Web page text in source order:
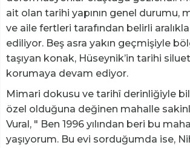
ait olan tarihi yapının genel durumu,
ve aile fertleri tarafından belirli
ediliyor. Beş asra yakın geçmişiyle
taşıyan konak, Hüseynik’in tarihi
korumaya devam ediyor.
Mimari dokusu ve tarihî derinliğiyle
özel olduğuna değinen mahalle
Vural, " Ben 1996 yılından beri bu
yaşıyorum. Bu evi sorduğumda ise,